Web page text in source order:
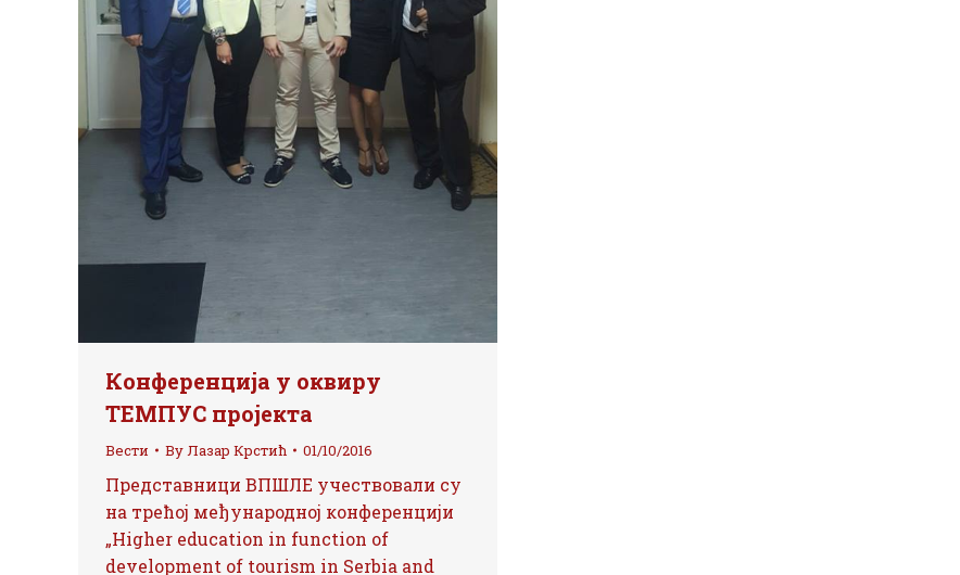
Конференција у оквиру
ТЕМПУС пројекта
Вести ByЛазар Крстић 01/10/2016
Представници ВПШЛЕ учествовали су
на трећој међународној конференцији
„Higher education in function of
development of tourism in Serbia and